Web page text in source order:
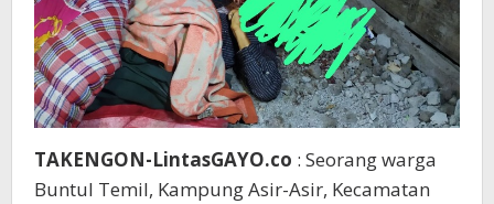
TAKENGON-LintasGAYO.co : Seorang warga
Buntul Temil, Kampung Asir-Asir, Kecamatan